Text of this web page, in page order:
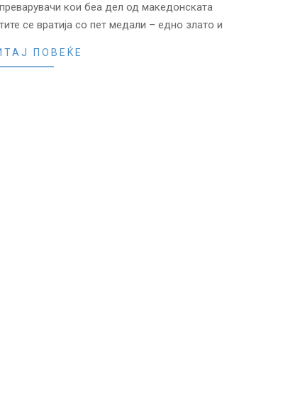
кои беа дел од македонската
се вратија со пет медали – едно злато и
ПОВЕЌЕ